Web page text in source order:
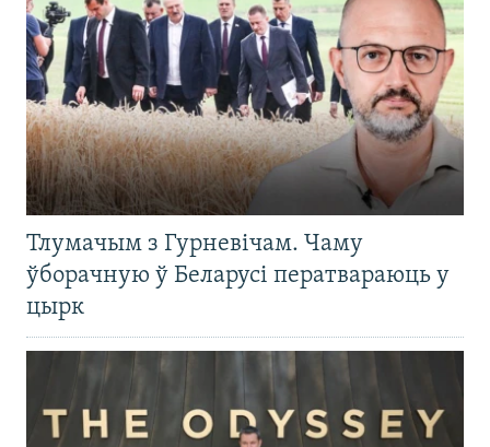
Тлумачым з Гурневічам. Чаму
ўборачную ў Беларусі ператвараюць у
цырк